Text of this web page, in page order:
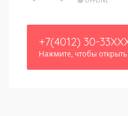
+7(4012) 30-
Нажмите, чтобы